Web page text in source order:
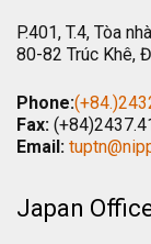
P.401, T.4, Tòa
80-82 Trúc Khê,
Phone:
Fax:
Email:
Japan